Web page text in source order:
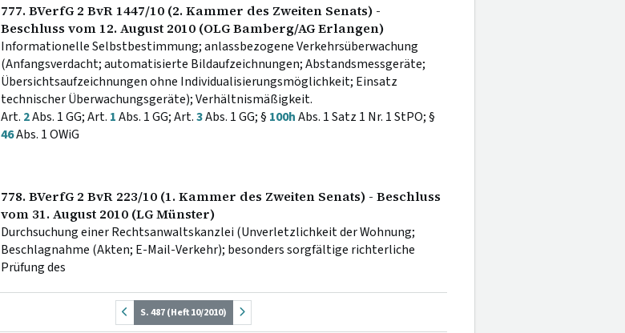
777. BVerfG 2 BvR 1447/10 (2. Kammer des Zweiten Senats) -
Beschluss vom 12. August 2010 (OLG Bamberg/AG Erlangen)
Informationelle Selbstbestimmung; anlassbezogene Verkehrsüberwachung
(Anfangsverdacht; automatisierte Bildaufzeichnungen; Abstandsmessgeräte;
Übersichtsaufzeichnungen ohne Individualisierungsmöglichkeit; Einsatz
technischer Überwachungsgeräte); Verhältnismäßigkeit.
Art. 2Abs. 1 GG; Art. 1Abs. 1 GG; Art.3Abs. 1 GG; § 100hAbs. 1 Satz 1 Nr. 1 StPO; §
46Abs. 1 OWiG
778. BVerfG 2 BvR 223/10 (1. Kammer des Zweiten Senats) - Beschluss
vom 31. August 2010 (LG Münster)
Durchsuchung einer Rechtsanwaltskanzlei (Unverletzlichkeit der Wohnung;
Beschlagnahme (Akten; E-Mail-Verkehr); besonders sorgfältige richterliche
Prüfung des
S. 487 (Heft 10/2010)